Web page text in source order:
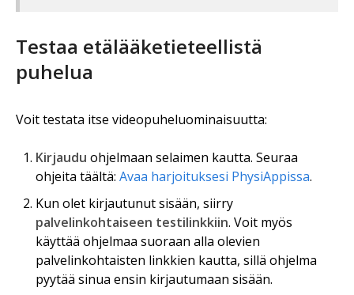
Testaa etälääketieteellistä
puhelua
Voit testata itse videopuheluominaisuutta:
Kirjaudu ohjelmaan selaimen kautta. Seuraa
ohjeita täältä: Avaa harjoituksesi PhysiAppissa.
Kun olet kirjautunut sisään, siirry
palvelinkohtaiseen testilinkkiin. Voit myös
käyttää ohjelmaa suoraan alla olevien
palvelinkohtaisten linkkien kautta, sillä ohjelma
pyytää sinua ensin kirjautumaan sisään.